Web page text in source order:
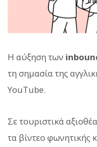
Η αύξηση των
τη σημασία της
YouTube.
Σε τουριστικά
τα βίντεο φωνητικής